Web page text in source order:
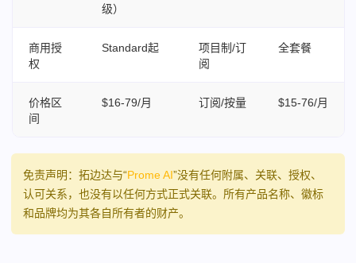
级）
商用授
权
Standard起
项目制/订
阅
全套餐
价格区
间
$16-79/月 订阅/按量 $15-76/月
免责声明：拓边达与“Prome AI”没有任何附属、关联、授权、
认可关系，也没有以任何方式正式关联。所有产品名称、徽标
和品牌均为其各自所有者的财产。